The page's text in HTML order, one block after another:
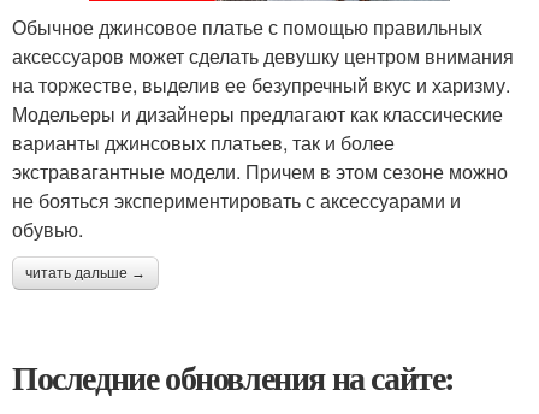
Обычное джинсовое платье с помощью правильных
аксессуаров может сделать девушку центром внимания
на торжестве, выделив ее безупречный вкус и харизму.
Модельеры и дизайнеры предлагают как классические
варианты джинсовых платьев, так и более
экстравагантные модели. Причем в этом сезоне можно
не бояться экспериментировать с аксессуарами и
обувью.
читать дальше →
Последние обновления на сайте: